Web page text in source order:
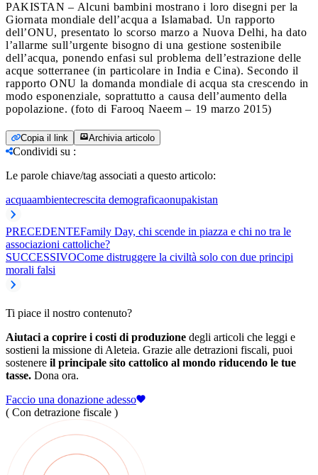
PAKISTAN – Alcuni bambini mostrano i loro disegni per la
Giornata mondiale dell’acqua a Islamabad. Un rapporto
dell’ONU, presentato lo scorso marzo a Nuova Delhi, ha dato
l’allarme sull’urgente bisogno di una gestione sostenibile
dell’acqua, ponendo enfasi sul problema dell’estrazione delle
acque sotterranee (in particolare in India e Cina). Secondo il
rapporto ONU la domanda mondiale di acqua sta crescendo in
modo esponenziale, soprattutto a causa dell’aumento della
popolazione. (foto di Farooq Naeem – 19 marzo 2015)
Copia il link Archivia articolo
Condividi su :
Le parole chiave/tag associati a questo articolo:
acquaambientecrescita demograficaonupakistan
PRECEDENTEFamily Day, chi scende in piazza e chi no tra le
associazioni cattoliche?
SUCCESSIVOCome distruggere la civiltà solo con due principi
morali falsi
Ti piace il nostro contenuto?
Aiutaci a coprire i costi di produzione degli articoli che leggi e
sostieni la missione di Aleteia. Grazie alle detrazioni fiscali, puoi
sostenere il principale sito cattolico al mondo riducendo le tue
tasse. Dona ora.
Faccio una donazione adesso
( Con detrazione fiscale )